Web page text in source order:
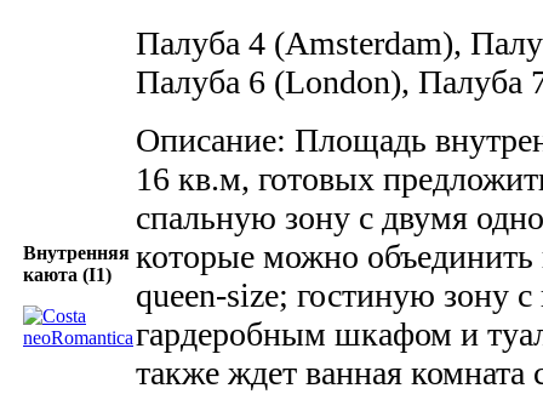
Внутренняя
каюта (I1)
Палуба 4 (Amsterdam),
Палуба 6 (London), Палуба
Описание: Площадь
16 кв.м, готовых
спальную зону с двумя
которые можно объединить
queen-size; гостиную зону
гардеробным шкафом и
также ждет ванная комната